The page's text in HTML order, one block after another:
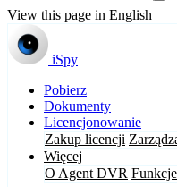
View this page in English
iSpy
Pobierz
Dokumenty
Licencjonowanie
Zakup licencji
Więcej
O Agent DVR Funkcje